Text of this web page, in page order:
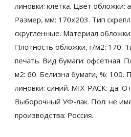
линовки: клетка. Цвет обложки:
Размер, мм: 170x203. Тип
скругленные. Материал
Плотность обложки, г/м2: 170.
печать. Вид бумаги: офсетная.
м2: 60. Белизна бумаги, %: 100.
линовки: синий. MIX-PACK: да.
Выборочный УФ-лак. Пол: не
производства: Россия.